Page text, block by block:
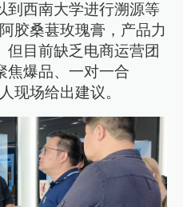
到西南大学进行溯源等
胶桑葚玫瑰膏，产品力
但目前缺乏电商运营团
焦爆品、一对一合
现场给出建议。